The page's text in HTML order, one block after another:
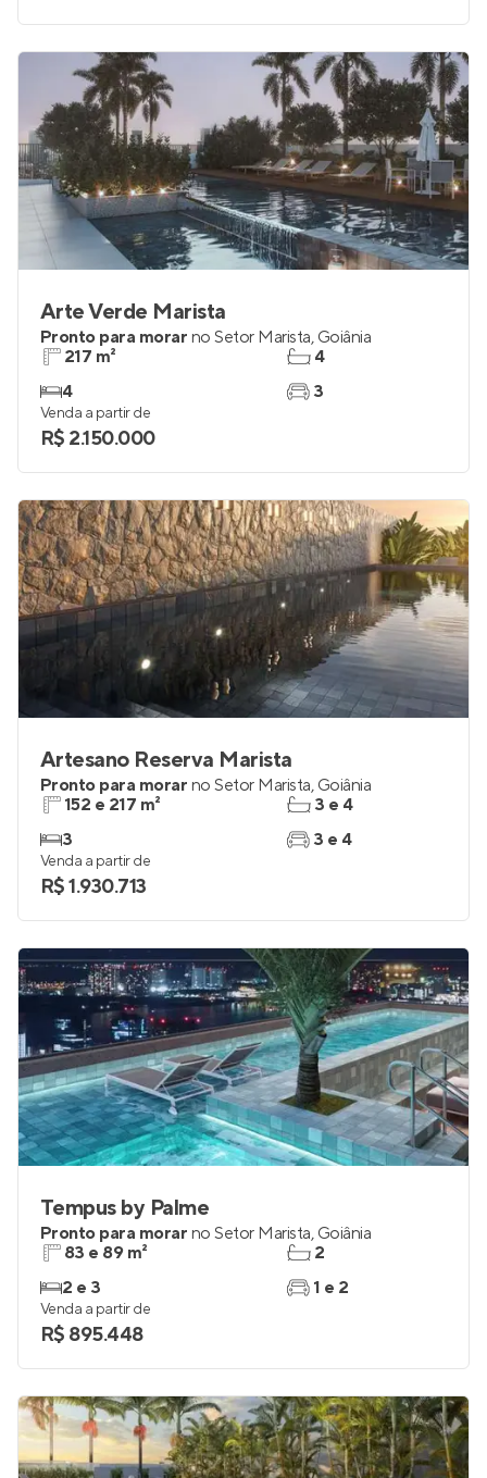
Arte Verde Marista
Pronto para morar no Setor Marista, Goiânia
217 m²
4
4
3
Venda a partir de
R$ 2.150.000
Artesano Reserva Marista
Pronto para morar no Setor Marista, Goiânia
152 e 217 m²
3
3 e 4
3 e 4
Venda a partir de
R$ 1.930.713
Tempus by Palme
Pronto para morar no Setor Marista, Goiânia
83 e 89 m²
2 e 3
2
1 e 2
Venda a partir de
R$ 895.448